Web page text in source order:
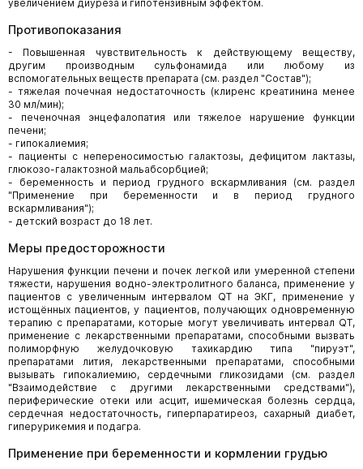
увеличением диуреза и гипотензивным эффектом.
Противопоказания
- Повышенная чувствительность к действующему веществу,
другим производным сульфонамида или любому из
вспомогательных веществ препарата (см. раздел "Состав");
- тяжелая почечная недостаточность (клиренс креатинина менее
30 мл/мин);
- печеночная энцефалопатия или тяжелое нарушение функции
печени;
- гипокалиемия;
- пациенты с непереносимостью галактозы, дефицитом лактазы,
глюкозо-галактозной мальабсорбцией;
- беременность и период грудного вскармливания (см. раздел
"Применение при беременности и в период грудного
вскармливания");
- детский возраст до 18 лет.
Меры предосторожности
Нарушения функции печени и почек легкой или умеренной степени
тяжести, нарушения водно-электролитного баланса, применение у
пациентов с увеличенным интервалом QТ на ЭКГ, применение у
истощённых пациентов, у пациентов, получающих одновременную
терапию с препаратами, которые могут увеличивать интервал QT,
применение с лекарственными препаратами, способными вызвать
полиморфную желудочковую тахикардию типа "пируэт",
препаратами лития, лекарственными препаратами, способными
вызывать гипокалиемию, сердечными гликозидами (см. раздел
"Взаимодействие с другими лекарственными средствами"),
периферические отеки или асцит, ишемическая болезнь сердца,
сердечная недостаточность, гиперпаратиреоз, сахарный диабет,
гиперурикемия и подагра.
Применение при беременности и кормлении грудью